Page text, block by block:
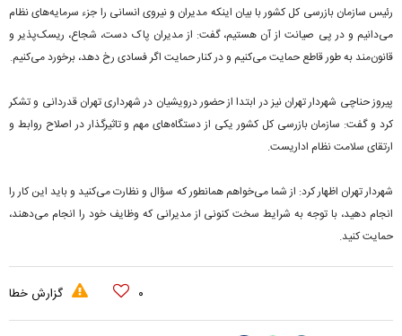
رئیس سازمان بازرسی کل کشور با بیان اینکه مدیران و نیروی انسانی را جزء سرمایه‌های نظام
می‌دانیم و در پی صیانت از آن هستیم، گفت: از مدیران پاک دست، شجاع، ریسک‌پذیر و
قانون‌مند به طور قاطع حمایت می‌کنیم و در کنار حمایت اگر فسادی رخ دهد، برخورد می‌کنیم.
پیروز حناچی شهردار تهران نیز در ابتدا از حضور درویشیان در شهرداری تهران قدردانی و تشکر
کرد و گفت: سازمان بازرسی کل کشور یکی از دستگاه‌های مهم و تاثیرگذار در اصلاح روابط و
ارتقای سلامت نظام اداریست.
شهردار تهران اظهار کرد: از شما می‌خواهم همانطور که سؤال و نظارت می‌کنید و باید این کار را
انجام دهید، با توجه به شرایط سخت کنونی از مدیرانی که وظایف خود را انجام می‌دهند،
حمایت کنید.
۰ گزارش خطا